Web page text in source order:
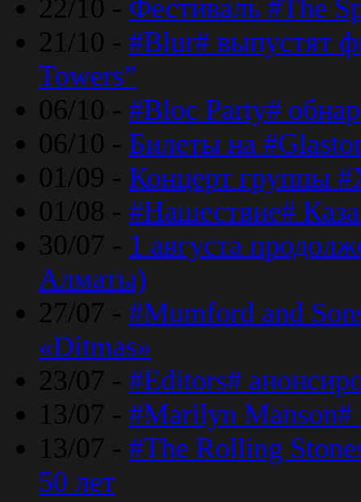
22/10 - Фестиваль #The
21/10 - #Blur# выпустят
Towers”
06/10 - #Bloc Party#
06/10 - Билеты на
01/09 - Концерт группы
01/08 - #Нашествие#
30/07 - 1 августа
Алматы)
27/07 - #Mumford and
«Ditmas»
23/07 - #Editors#
13/07 - #Marilyn Manson#
13/07 - #The Rolling
50 лет